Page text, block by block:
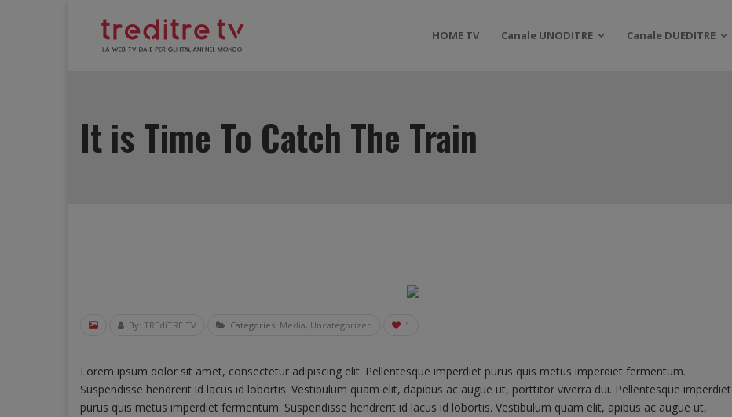
HOME TV Canale UNODITRE Canale DUEDITRE
It is Time To Catch The Train
By: TREdiTRE TV Categories: Media, Uncategorized 1
Lorem ipsum dolor sit amet, consectetur adipiscing elit. Pellentesque imperdiet purus quis metus imperdiet fermentum.
Suspendisse hendrerit id lacus id lobortis. Vestibulum quam elit, dapibus ac augue ut, porttitor viverra dui. Pellentesque imperdiet
purus quis metus imperdiet fermentum. Suspendisse hendrerit id lacus id lobortis. Vestibulum quam elit, apibus ac augue ut,